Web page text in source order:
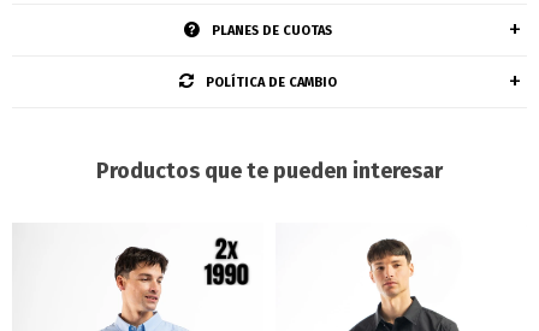
PLANES DE CUOTAS
POLÍTICA DE CAMBIO
Productos que te pueden interesar